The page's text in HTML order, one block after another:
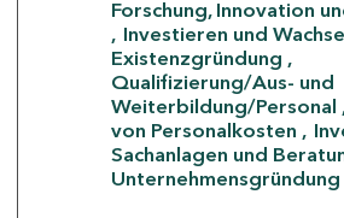
Forschung, Innovation
Investieren und
Existenzgründung
Qualifizierung/Aus- und
Weiterbildung/Personal
von Personalkosten
Sachanlagen und
Unternehmensgründung